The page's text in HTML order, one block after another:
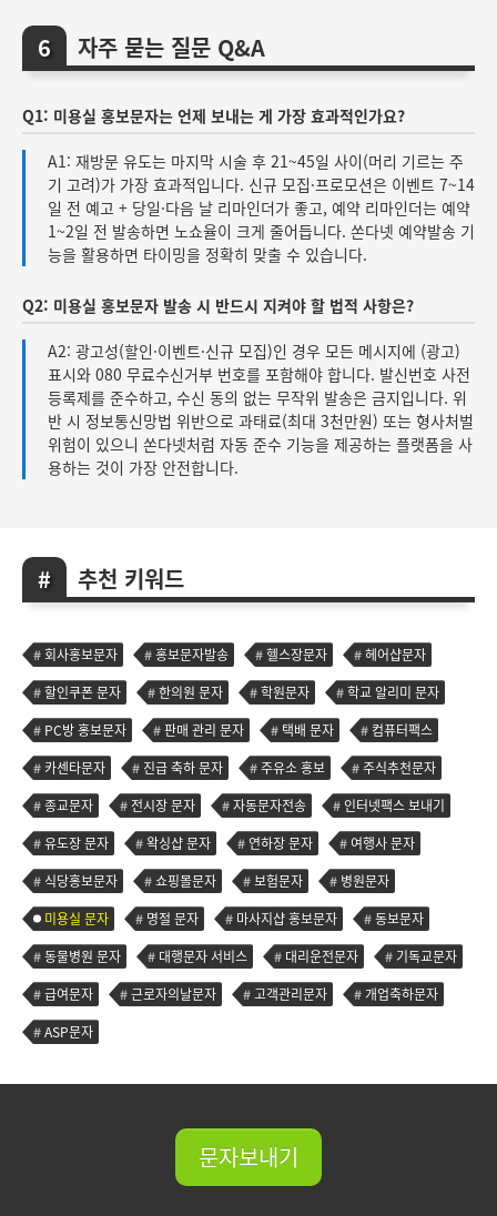
자주 묻는 질문 Q&A
Q1: 미용실 홍보문자는 언제 보내는 게 가장 효과적인가요?
A1: 재방문 유도는 마지막 시술 후 21~45일 사이(머리 기르는 주
기 고려)가 가장 효과적입니다. 신규 모집·프로모션은 이벤트 7~14
일 전 예고 + 당일·다음 날 리마인더가 좋고, 예약 리마인더는 예약
1~2일 전 발송하면 노쇼율이 크게 줄어듭니다. 쏜다넷 예약발송 기
능을 활용하면 타이밍을 정확히 맞출 수 있습니다.
Q2: 미용실 홍보문자 발송 시 반드시 지켜야 할 법적 사항은?
A2: 광고성(할인·이벤트·신규 모집)인 경우 모든 메시지에 (광고)
표시와 080 무료수신거부 번호를 포함해야 합니다. 발신번호 사전
등록제를 준수하고, 수신 동의 없는 무작위 발송은 금지입니다. 위
반 시 정보통신망법 위반으로 과태료(최대 3천만원) 또는 형사처벌
위험이 있으니 쏜다넷처럼 자동 준수 기능을 제공하는 플랫폼을 사
용하는 것이 가장 안전합니다.
추천 키워드
회사홍보문자 홍보문자발송 헬스장문자
헤어샵문자
할인쿠폰 문자
한의원 문자 학원문자
학교 알리미 문자
PC방 홍보문자
판매 관리 문자 택배 문자
컴퓨터팩스
카센타문자
진급 축하 문자 주유소 홍보
주식추천문자
종교문자
전시장 문자 자동문자전송
인터넷팩스 보내기
유도장 문자
왁싱샵 문자 연하장 문자
여행사 문자
식당홍보문자
쇼핑몰문자 보험문자
병원문자
미용실 문자
명절 문자 마사지샵 홍보문자
동보문자
동물병원 문자
대행문자 서비스 대리운전문자
기독교문자
급여문자
근로자의날문자 고객관리문자
개업축하문자
ASP문자
문자보내기